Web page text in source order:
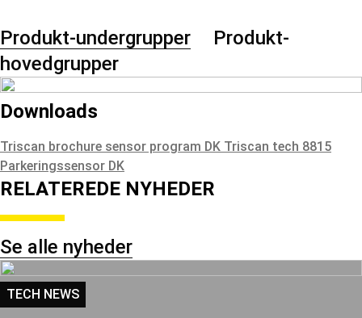
Produkt-undergrupper
Produkt-
hovedgrupper
Downloads
Triscan brochure sensor program DK Triscan tech 8815
Parkeringssensor DK
RELATEREDE NYHEDER
Se alle nyheder
TECH NEWS